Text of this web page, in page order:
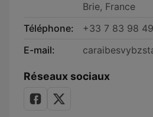
Brie, France
Téléphone:
+33 7 83 98
E-mail:
Réseaux sociaux